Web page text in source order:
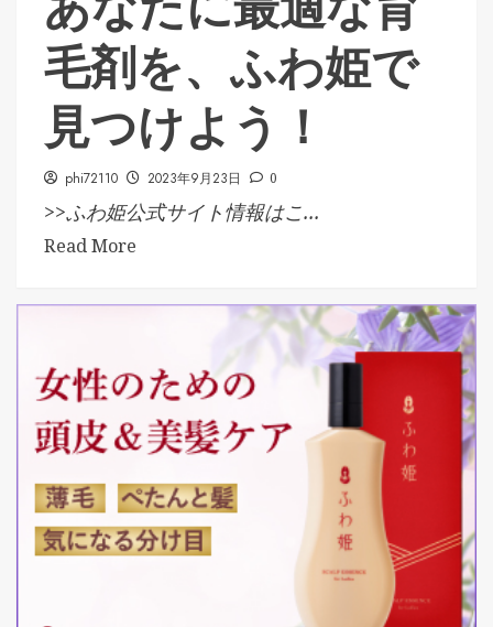
毛剤を、ふわ姫で
見つけよう！
phi72110 2023年9月23日 0
>>ふわ姫公式サイト情報はこ...
Read More